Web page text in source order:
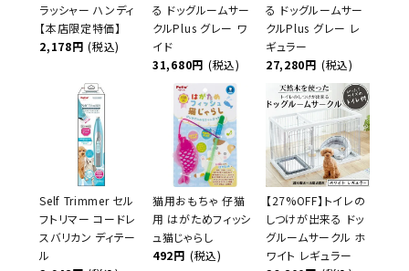
ラッシャー ハンディ
【本店限定特価】
2,178円 (税込)
る ドッグルームサー
クルPlus グレー ワ
イド
31,680円 (税込)
る ドッグルームサー
クルPlus グレー レ
ギュラー
27,280円 (税込)
Self Trimmer セル
フトリマー コードレ
スバリカン ディテー
ル
猫用おもちゃ 仔猫
用 はがためフィッシ
ュ猫じゃらし
492円 (税込)
【27%OFF】トイレの
しつけが出来る ドッ
グルームサークル ホ
ワイト レギュラー